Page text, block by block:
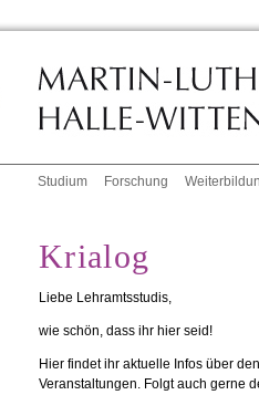
Studium Forschung
Krialog
Liebe Lehramtsstudis,
wie schön, dass ihr hier seid!
Hier findet ihr aktuelle Infos über
Veranstaltungen. Folgt auch gerne